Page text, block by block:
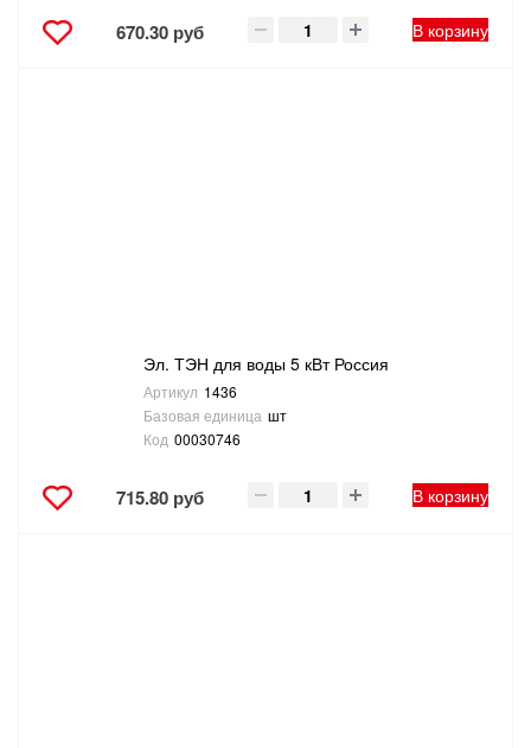
670.30 руб В корзину
Эл. ТЭН для воды 5 кВт Россия
Артикул 1436
Базовая единица шт
Код 00030746
715.80 руб В корзину